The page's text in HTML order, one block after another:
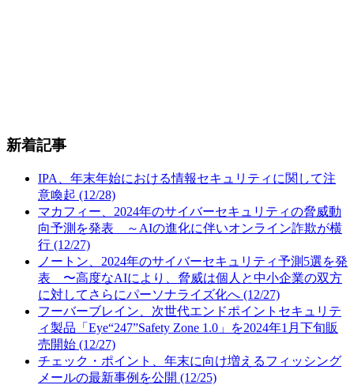
新着記事
IPA、年末年始における情報セキュリティに関して注
意喚起 (12/28)
マカフィー、2024年のサイバーセキュリティの脅威動
向予測を発表 ～AIの進化に伴いオンライン詐欺が横
行 (12/27)
ノートン、2024年のサイバーセキュリティ予測5選を発
表 〜高度なAIにより、脅威は個人と中小企業の双方
に対してさらにパーソナライズ化へ (12/27)
フーバーブレイン、次世代エンドポイントセキュリテ
ィ製品「Eye“247”Safety Zone 1.0」を2024年1月下旬販
売開始 (12/27)
チェック・ポイント、年末に向け増えるフィッシング
メールの最新事例を公開 (12/25)